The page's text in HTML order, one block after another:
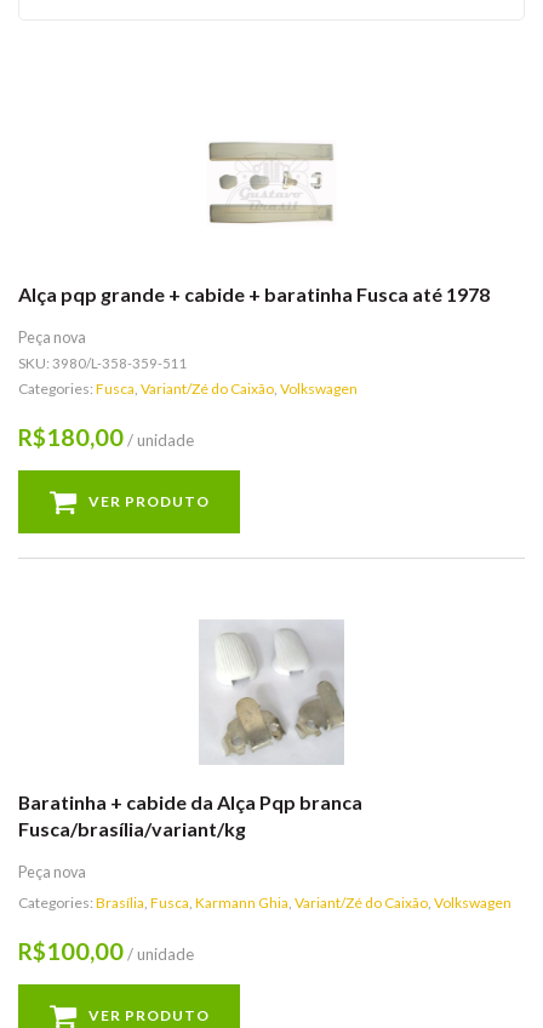
Alça pqp grande + cabide + baratinha Fusca até 1978
Peça nova
SKU: 3980/L-358-359-511
Categories: Fusca, Variant/Zé do Caixão, Volkswagen
R$180,00/ unidade
VER PRODUTO
Baratinha + cabide da Alça Pqp branca
Fusca/brasília/variant/kg
Peça nova
Categories: Brasília, Fusca, Karmann Ghia, Variant/Zé do Caixão, Volkswagen
R$100,00/ unidade
VER PRODUTO